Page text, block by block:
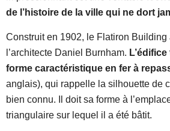
de l’histoire de la ville qui ne dort
Construit en 1902, le Flatiron Building
l’architecte Daniel Burnham.
forme caractéristique en fer à
anglais), qui rappelle la silhouette de
bien connu. Il doit sa forme à
triangulaire sur lequel il a été bâtit.